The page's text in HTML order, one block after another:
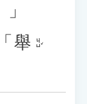
」
舉 ㄐㄩˇ